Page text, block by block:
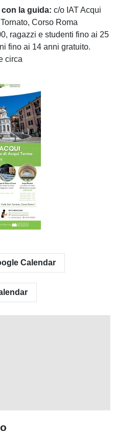
la guida: c/o IAT Acqui
Corso Roma
ragazzi e studenti fino ai 25
fino ai 14 anni gratuito.
circa
Calendar